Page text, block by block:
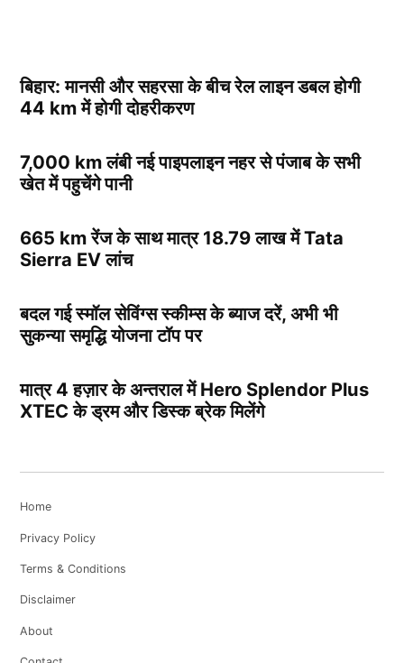
बिहार: मानसी और सहरसा के बीच रेल लाइन डबल होगी
44 km में होगी दोहरीकरण
7,000 km लंबी नई पाइपलाइन नहर से पंजाब के सभी
खेत में पहुचेंगे पानी
665 km रेंज के साथ मात्र 18.79 लाख में Tata
Sierra EV लांच
बदल गई स्मॉल सेविंग्स स्कीम्स के ब्याज दरें, अभी भी
सुकन्या समृद्धि योजना टॉप पर
मात्र 4 हज़ार के अन्तराल में Hero Splendor Plus
XTEC के ड्रम और डिस्क ब्रेक मिलेंगे
Home
Privacy Policy
Terms & Conditions
Disclaimer
About